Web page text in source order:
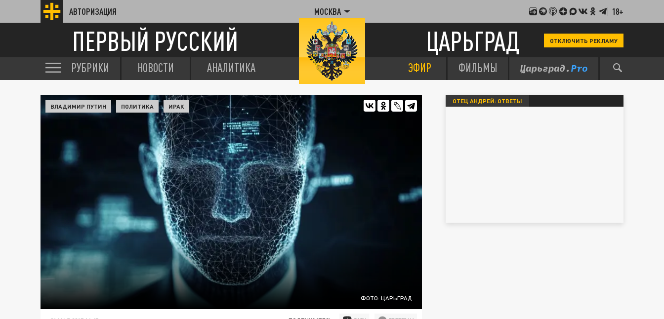
АВТОРИЗАЦИЯ МОСКВА 18+
ПЕРВЫЙ РУССКИЙ ЦАРЬГРАД ОТКЛЮЧИТЬ РЕКЛАМУ
РУБРИКИ НОВОСТИ АНАЛИТИКА ЭФИР ФИЛЬМЫ
ФОТО: ЦАРЬГРАД
ВЛАДИМИР ПУТИН ПОЛИТИКА ИРАК
ОТЕЦ АНДРЕЙ: ОТВЕТЫ